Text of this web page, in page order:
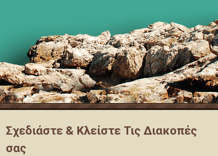
Σχεδιάστε & Κλείστε Τις Διακοπές
σας